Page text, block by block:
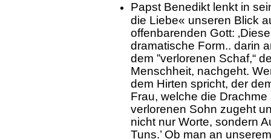
Papst Benedikt lenkt in
die Liebe« unseren Blick
offenbarenden Gott:
dramatische Form.. darin
dem ”verlorenen Schaf,“
Menschheit, nachgeht.
dem Hirten spricht, der
Frau, welche die
verlorenen Sohn zugeht
nicht nur Worte, sondern
Tuns.’ Ob man an